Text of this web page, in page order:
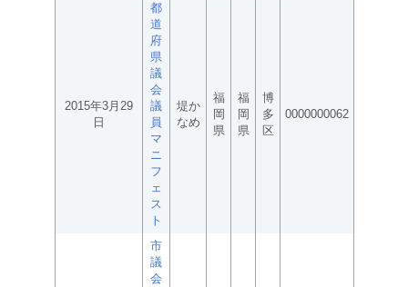
2015年3月29
日
都
道
府
県
議
会
議
員
マ
ニ
フ
ェ
ス
ト
堤か
なめ
福
岡
県
福
岡
県
博
多
区
0000000062
市
議
会